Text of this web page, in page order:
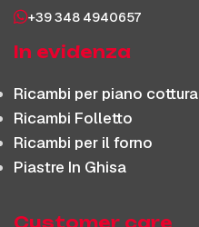
+39 348 4940657
In evidenza
Ricambi per piano cottura
Ricambi Folletto
Ricambi per il forno
Piastre In Ghisa
Customer care